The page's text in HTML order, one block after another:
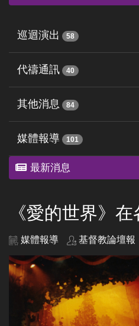
巡迴演出 58
代禱通訊 40
其他消息 84
媒體報導 101
最新消息
《愛的世界》
媒體報導 基督教論壇報